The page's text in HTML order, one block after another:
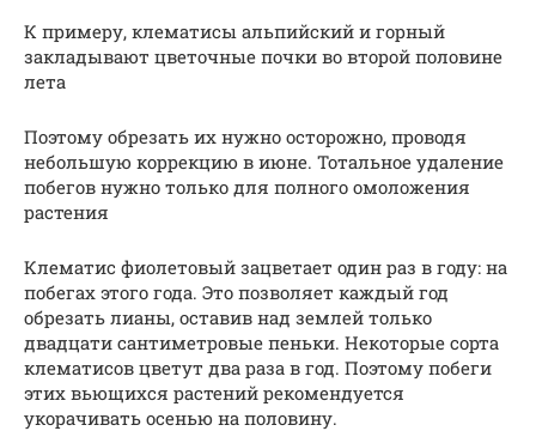
К примеру, клематисы альпийский и горный
закладывают цветочные почки во второй половине
лета
Поэтому обрезать их нужно осторожно, проводя
небольшую коррекцию в июне. Тотальное удаление
побегов нужно только для полного омоложения
растения
Клематис фиолетовый зацветает один раз в году: на
побегах этого года. Это позволяет каждый год
обрезать лианы, оставив над землей только
двадцати сантиметровые пеньки. Некоторые сорта
клематисов цветут два раза в год. Поэтому побеги
этих вьющихся растений рекомендуется
укорачивать осенью на половину.